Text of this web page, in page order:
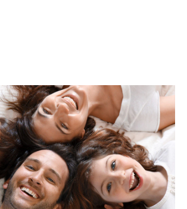
PROMOCIONES
GT (ES)
SUSCRÍBASE